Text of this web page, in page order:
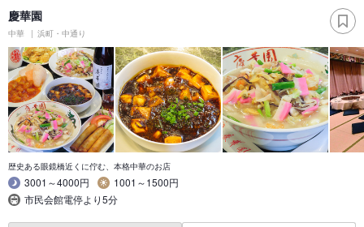
慶華園
中華 浜町・中通り
歴史ある眼鏡橋近くに佇む、本格中華のお店
3001～4000円
1001～1500円
市民会館電停より5分